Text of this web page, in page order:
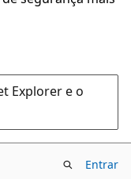
Explorer e o
Entrar